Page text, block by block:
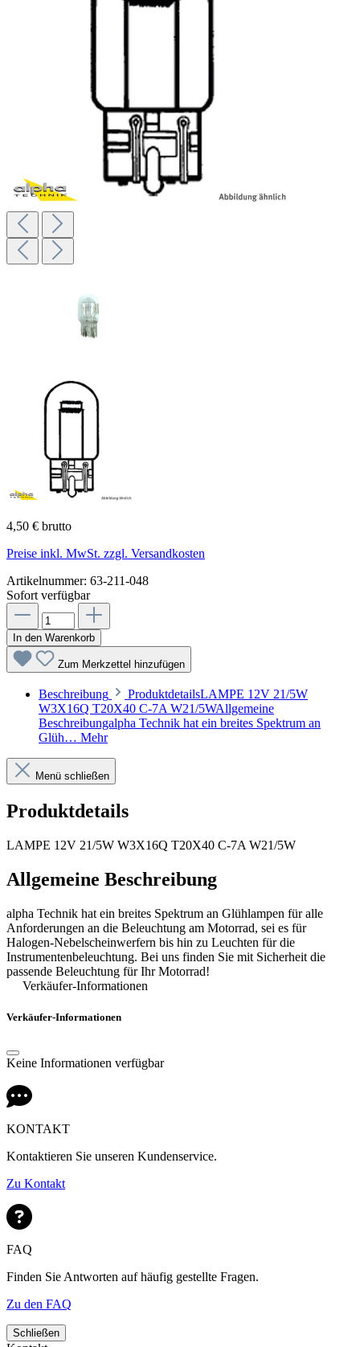
4,50 € brutto
Preise inkl. MwSt. zzgl. Versandkosten
Artikelnummer: 63-211-048
Sofort verfügbar
In den Warenkorb
Zum Merkzettel hinzufügen
Beschreibung
ProduktdetailsLAMPE 12V 21/5W
W3X16Q T20X40 C-7A W21/5WAllgemeine
Beschreibungalpha Technik hat ein breites Spektrum an
Glüh… Mehr
Menü schließen
Produktdetails
LAMPE 12V 21/5W W3X16Q T20X40 C-7A W21/5W
Allgemeine Beschreibung
alpha Technik hat ein breites Spektrum an Glühlampen für alle
Anforderungen an die Beleuchtung am Motorrad, sei es für
Halogen-Nebelscheinwerfern bis hin zu Leuchten für die
Instrumentenbeleuchtung. Bei uns finden Sie mit Sicherheit die
passende Beleuchtung für Ihr Motorrad!
Verkäufer-Informationen
Verkäufer-Informationen
Keine Informationen verfügbar
KONTAKT
Kontaktieren Sie unseren Kundenservice.
Zu Kontakt
FAQ
Finden Sie Antworten auf häufig gestellte Fragen.
Zu den FAQ
Schließen